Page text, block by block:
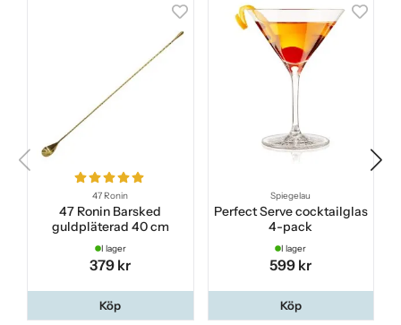
47 Ronin
47 Ronin Barsked
guldpläterad 40 cm
I lager
379 kr
Köp
Spiegelau
Perfect Serve cocktailglas
4-pack
I lager
599 kr
Köp